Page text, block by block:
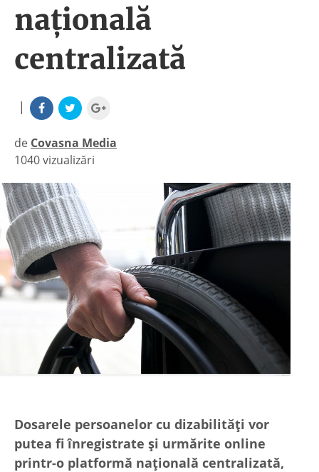
naţională
centralizată
|
de Covasna Media
|
1040 vizualizări
Dosarele persoanelor cu dizabilităţi vor
putea fi înregistrate şi urmărite online
printr-o platformă naţională centralizată,